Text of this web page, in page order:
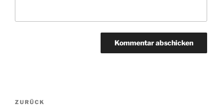
Beitragsnavigation
Vorheriger
ZURÜCK